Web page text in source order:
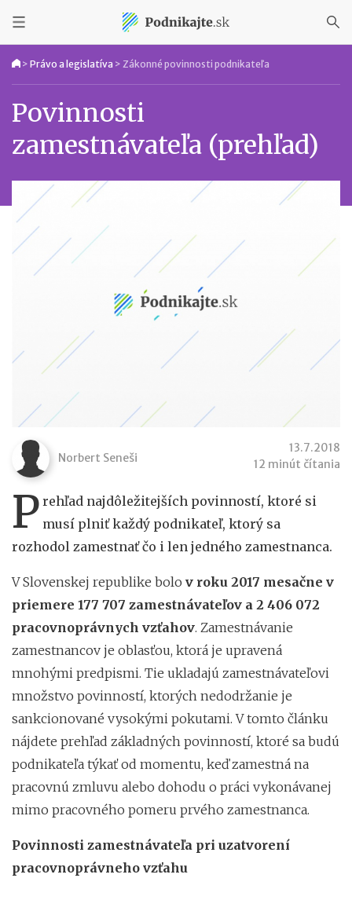
> Právo a legislatíva > Zákonné povinnosti podnikateľa
Povinnosti
zamestnávateľa (prehľad)
Norbert Seneši
13.7.2018
12 minút čítania
P rehľad najdôležitejších povinností, ktoré si
musí plniť každý podnikateľ, ktorý sa
rozhodol zamestnať čo i len jedného zamestnanca.
V Slovenskej republike bolo v roku 2017 mesačne v
priemere 177 707 zamestnávateľov a 2 406 072
pracovnoprávnych vzťahov. Zamestnávanie
zamestnancov je oblasťou, ktorá je upravená
mnohými predpismi. Tie ukladajú zamestnávateľovi
množstvo povinností, ktorých nedodržanie je
sankcionované vysokými pokutami. V tomto článku
nájdete prehľad základných povinností, ktoré sa budú
podnikateľa týkať od momentu, keď zamestná na
pracovnú zmluvu alebo dohodu o práci vykonávanej
mimo pracovného pomeru prvého zamestnanca.
Povinnosti zamestnávateľa pri uzatvorení
pracovnoprávneho vzťahu